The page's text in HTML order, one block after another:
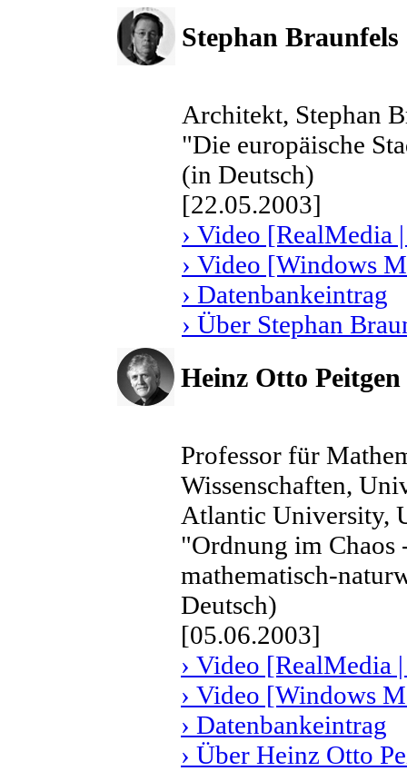
Stephan Braunfels
Architekt, Stephan
"Die europäische
(in Deutsch)
[22.05.2003]
› Video [RealMedia
› Video [Windows
› Datenbankeintrag
› Über Stephan
Heinz Otto Peitgen
Professor für
Wissenschaften,
Atlantic University,
"Ordnung im Chaos
mathematisch-
Deutsch)
[05.06.2003]
› Video [RealMedia
› Video [Windows
› Datenbankeintrag
› Über Heinz Otto